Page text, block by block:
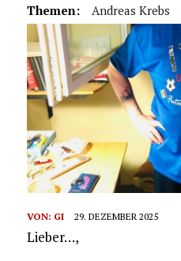
Themen: Andreas Krebs
VON: GI 29. DEZEMBER 2025
Lieber…,